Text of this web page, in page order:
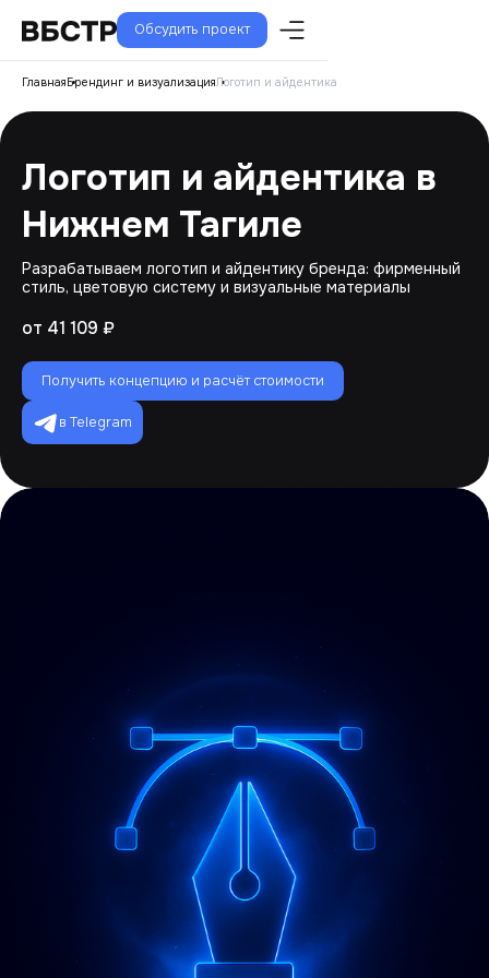
Обсудить проект
ГлавнаяБрендинг и визуализацияЛоготип и айдентика
Логотип и айдентика в
Нижнем Тагиле
Разрабатываем логотип и айдентику бренда: фирменный
стиль, цветовую систему и визуальные материалы
от 41 109 ₽
Получить концепцию и расчёт стоимости
в Telegram